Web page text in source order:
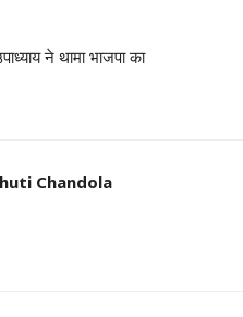
ने थामा भाजपा का
Chandola